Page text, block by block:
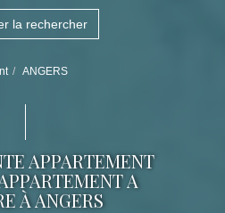
la rechercher
ANGERS
APPARTEMENT
A
À ANGERS